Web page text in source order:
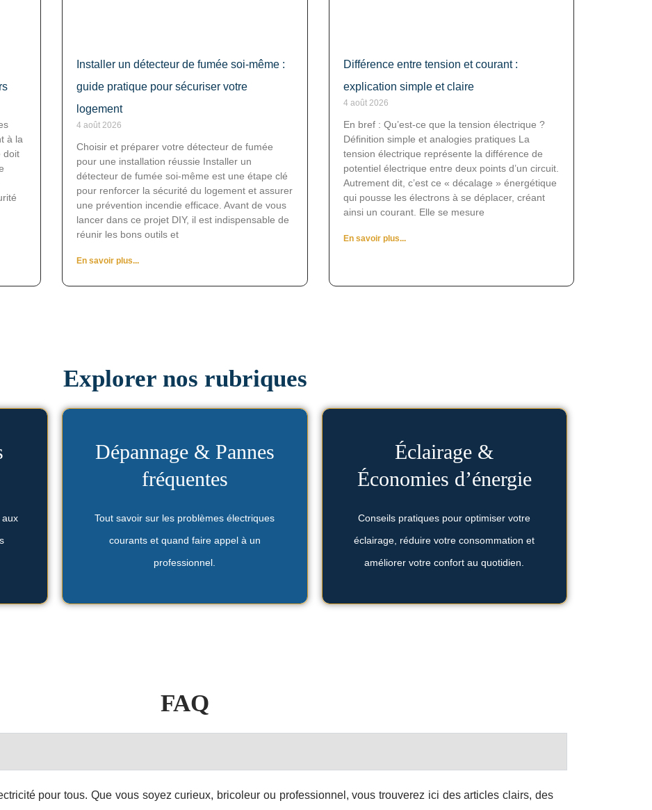
à la
doit
Installer un détecteur de fumée soi-même :
guide pratique pour sécuriser votre
logement
4 août 2026
Choisir et préparer votre détecteur de fumée
pour une installation réussie Installer un
détecteur de fumée soi-même est une étape clé
pour renforcer la sécurité du logement et assurer
une prévention incendie efficace. Avant de vous
lancer dans ce projet DIY, il est indispensable de
réunir les bons outils et
En savoir plus...
Différence entre tension et courant :
explication simple et claire
4 août 2026
En bref : Qu’est-ce que la tension électrique ?
Définition simple et analogies pratiques La
tension électrique représente la différence de
potentiel électrique entre deux points d’un circuit.
Autrement dit, c’est ce « décalage » énergétique
qui pousse les électrons à se déplacer, créant
ainsi un courant. Elle se mesure
En savoir plus...
Explorer nos rubriques
aux
Dépannage & Pannes
fréquentes
Tout savoir sur les problèmes électriques
courants et quand faire appel à un
professionnel.
En cas de panne
électrique chez soi
d’appeler un professionnel.
Voir les articles
Éclairage &
Économies d’énergie
Conseils pratiques pour optimiser votre
éclairage, réduire votre consommation et
améliorer votre confort au quotidien.
d’électricité grâce à
l’éclairage LED ?
mieux éclairer votre intérieur.
FAQ
pour tous. Que vous soyez curieux, bricoleur ou professionnel, vous trouverez ici des articles clairs, des